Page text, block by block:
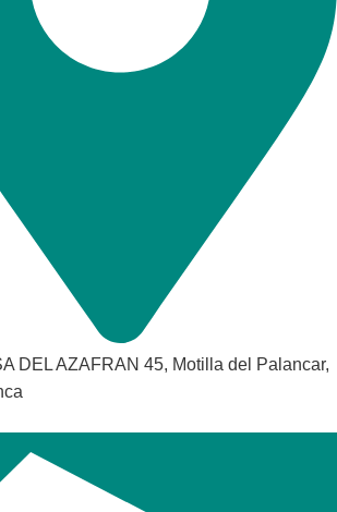
DEL AZAFRAN 45, Motilla del Palancar,